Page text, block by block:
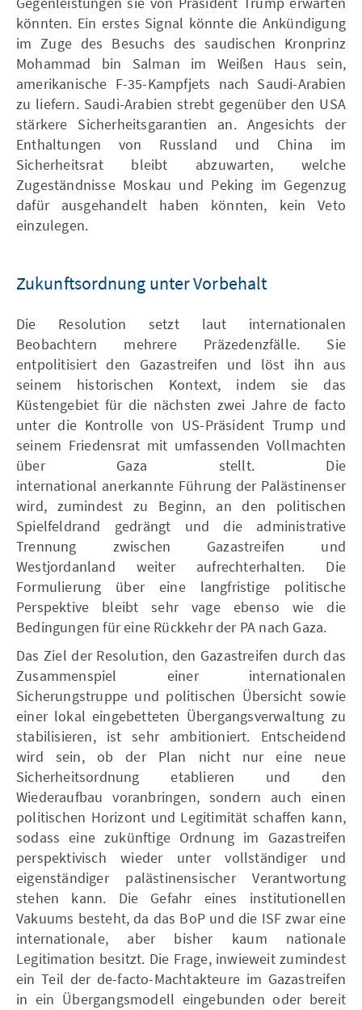
könnten. Ein erstes Signal könnte die Ankündigung
im Zuge des Besuchs des saudischen Kronprinz
Mohammad bin Salman im Weißen Haus sein,
amerikanische F-35-Kampfjets nach Saudi-Arabien
zu liefern. Saudi-Arabien strebt gegenüber den USA
stärkere Sicherheitsgarantien an. Angesichts der
Enthaltungen von Russland und China im
Sicherheitsrat bleibt abzuwarten, welche
Zugeständnisse Moskau und Peking im Gegenzug
dafür ausgehandelt haben könnten, kein Veto
einzulegen.
Zukunftsordnung unter Vorbehalt
Die Resolution setzt laut internationalen
Beobachtern mehrere Präzedenzfälle. Sie
entpolitisiert den Gazastreifen und löst ihn aus
seinem historischen Kontext, indem sie das
Küstengebiet für die nächsten zwei Jahre de facto
unter die Kontrolle von US-Präsident Trump und
seinem Friedensrat mit umfassenden Vollmachten
über Gaza stellt. Die
international anerkannte Führung der Palästinenser
wird, zumindest zu Beginn, an den politischen
Spielfeldrand gedrängt und die administrative
Trennung zwischen Gazastreifen und
Westjordanland weiter aufrechterhalten. Die
Formulierung über eine langfristige politische
Perspektive bleibt sehr vage ebenso wie die
Bedingungen für eine Rückkehr der PA nach Gaza.
Das Ziel der Resolution, den Gazastreifen durch das
Zusammenspiel einer internationalen
Sicherungstruppe und politischen Übersicht sowie
einer lokal eingebetteten Übergangsverwaltung zu
stabilisieren, ist sehr ambitioniert. Entscheidend
wird sein, ob der Plan nicht nur eine neue
Sicherheitsordnung etablieren und den
Wiederaufbau voranbringen, sondern auch einen
politischen Horizont und Legitimität schaffen kann,
sodass eine zukünftige Ordnung im Gazastreifen
perspektivisch wieder unter vollständiger und
eigenständiger palästinensischer Verantwortung
stehen kann. Die Gefahr eines institutionellen
Vakuums besteht, da das BoP und die ISF zwar eine
internationale, aber bisher kaum nationale
Legitimation besitzt. Die Frage, inwieweit zumindest
ein Teil der de-facto-Machtakteure im Gazastreifen
in ein Übergangsmodell eingebunden oder bereit